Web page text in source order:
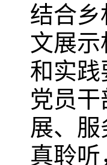
结合
文展
和实
党员
展、
真聆